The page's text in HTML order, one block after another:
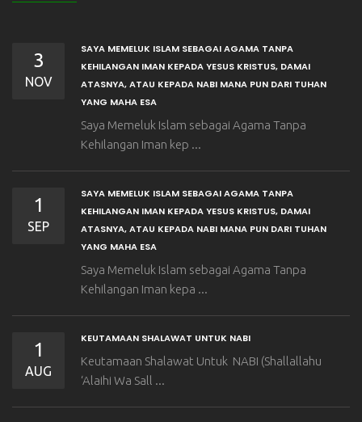
3
NOV
SAYA MEMELUK ISLAM SEBAGAI AGAMA TANPA
KEHILANGAN IMAN KEPADA YESUS KRISTUS, DAMAI
ATASNYA, ATAU KEPADA NABI MANA PUN DARI TUHAN
YANG MAHA ESA
Saya Memeluk Islam sebagai Agama Tanpa
Kehilangan Iman kep ...
1
SEP
SAYA MEMELUK ISLAM SEBAGAI AGAMA TANPA
KEHILANGAN IMAN KEPADA YESUS KRISTUS, DAMAI
ATASNYA, ATAU KEPADA NABI MANA PUN DARI TUHAN
YANG MAHA ESA
Saya Memeluk Islam sebagai Agama Tanpa
Kehilangan Iman kepa ...
1
AUG
KEUTAMAAN SHALAWAT UNTUK NABI
Keutamaan Shalawat Untuk NABI (Shallallahu
‘Alaihi Wa Sall ...